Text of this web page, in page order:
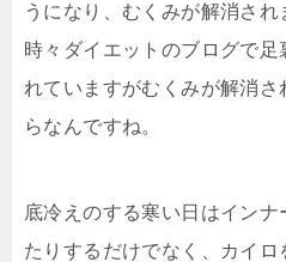
うになり、むくみが解消され
時々ダイエットのブログで
れていますがむくみが解消
らなんですね。
底冷えのする寒い日はイン
たりするだけでなく、カイ